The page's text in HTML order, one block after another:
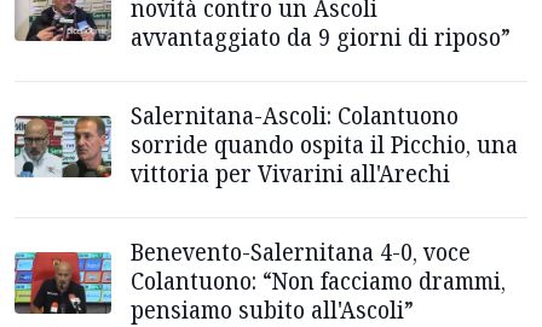
novità contro un Ascoli
avvantaggiato da 9 giorni di riposo”
Salernitana-Ascoli: Colantuono
sorride quando ospita il Picchio, una
vittoria per Vivarini all'Arechi
Benevento-Salernitana 4-0, voce
Colantuono: “Non facciamo drammi,
pensiamo subito all'Ascoli”